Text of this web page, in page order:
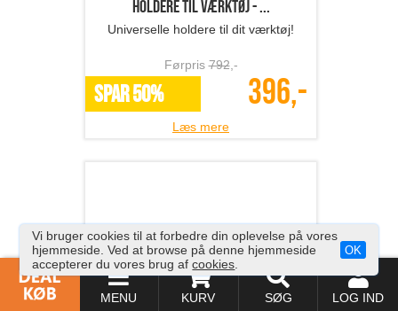
MENU KURV SØG LOG IND
Foldbart picnic vinbord
Perfekt til picnic og vinhygge!
Læs mere
Vi bruger cookies til at forbedre din oplevelse på vores
hjemmeside. Ved at browse på denne hjemmeside
accepterer du vores brug afcookies
OK